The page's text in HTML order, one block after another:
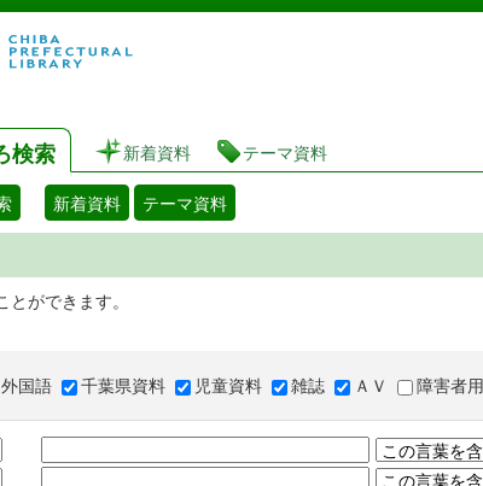
図書館 蔵書検索・予約システム
検索 新着資料 テーマ資料
新着資料 テーマ資料
ができます。
外国語 千葉県資料 児童資料 雑誌 ＡＶ 障害者用